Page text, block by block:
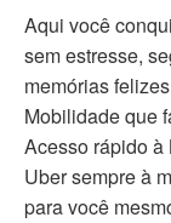
Aqui você
sem estresse,
memórias
Mobilidade que
Acesso rápido
Uber sempre à
para você